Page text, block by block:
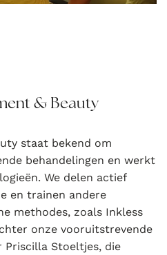
& Beauty
staat bekend om
behandelingen en werkt
We delen actief
en trainen andere
methodes, zoals Inkless
onze vooruitstrevende
Stoeltjes, die